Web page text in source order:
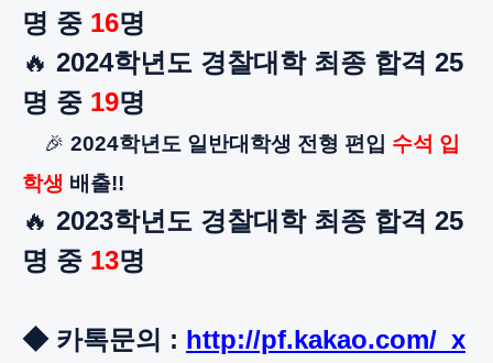
명 중 16명
🔥 ​ 2024학년도 경찰대학 최종 합격 ​25
명 중 19명
🎉 2024학년도 일반대학생 전형 편입 수석 입
학생 배출!!
🔥 2023학년도 경찰대학 최종 합격 25
명 중 13명
◆ 카톡문의 : http://pf.kakao.com/_x